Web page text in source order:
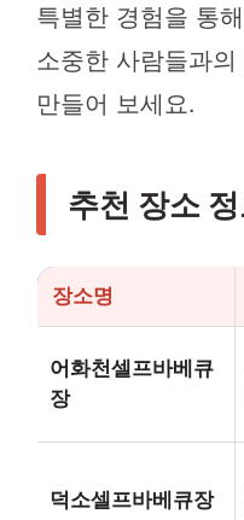
특별한 경험을 통
소중한 사람들과
만들어 보세요.
추천 장소
장소명
어화천셀프바베큐
장
덕소셀프바베큐장